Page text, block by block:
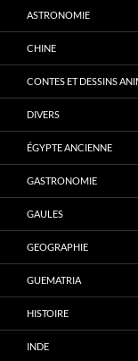
ASTRONOMIE
CHINE
CONTES ET DESSINS
DIVERS
ÉGYPTE ANCIENNE
GASTRONOMIE
GAULES
GEOGRAPHIE
GUEMATRIA
HISTOIRE
INDE